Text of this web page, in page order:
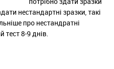
нестандартні зразки, такі
про нестандратні
тест 8-9 днів.